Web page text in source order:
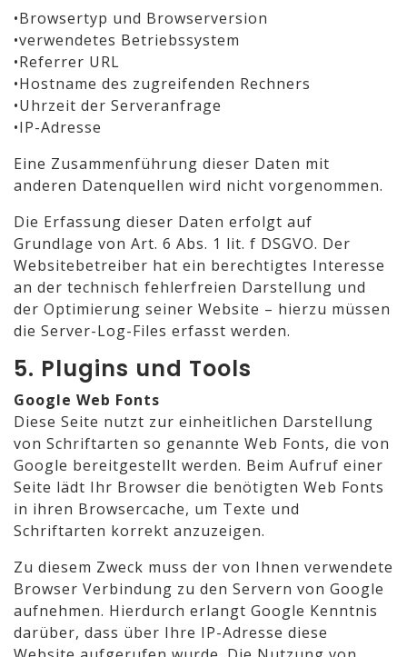
•Browsertyp und Browserversion
•verwendetes Betriebssystem
•Referrer URL
•Hostname des zugreifenden Rechners
•Uhrzeit der Serveranfrage
•IP-Adresse
Eine Zusammenführung dieser Daten mit
anderen Datenquellen wird nicht vorgenommen.
Die Erfassung dieser Daten erfolgt auf
Grundlage von Art. 6 Abs. 1 lit. f DSGVO. Der
Websitebetreiber hat ein berechtigtes Interesse
an der technisch fehlerfreien Darstellung und
der Optimierung seiner Website – hierzu müssen
die Server-Log-Files erfasst werden.
5. Plugins und Tools
Google Web Fonts
Diese Seite nutzt zur einheitlichen Darstellung
von Schriftarten so genannte Web Fonts, die von
Google bereitgestellt werden. Beim Aufruf einer
Seite lädt Ihr Browser die benötigten Web Fonts
in ihren Browsercache, um Texte und
Schriftarten korrekt anzuzeigen.
Zu diesem Zweck muss der von Ihnen verwendete
Browser Verbindung zu den Servern von Google
aufnehmen. Hierdurch erlangt Google Kenntnis
darüber, dass über Ihre IP-Adresse diese